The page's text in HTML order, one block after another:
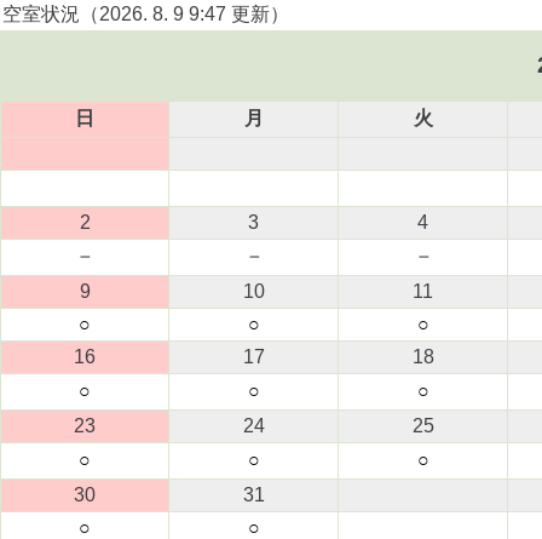
空室状況（2026. 8. 9 9:47 更新）
日 月 火
2 3
4
－
－
－
9
10
11
○
○
○
16
17
18
○
○
○
23
24
25
○
○
○
30
31
○
○